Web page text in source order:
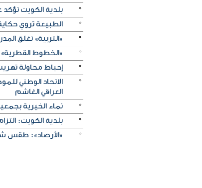
بلدية الكويت
الطبيعة تروي حكاية التراث..
«التربية» تغلق
«الخطوط القطرية»
إحباط محاولة
الاتحاد الوطني
العراقي الغاشم
نماء الخيرية
بلدية الكويت:
«الأرصاد»: طقس